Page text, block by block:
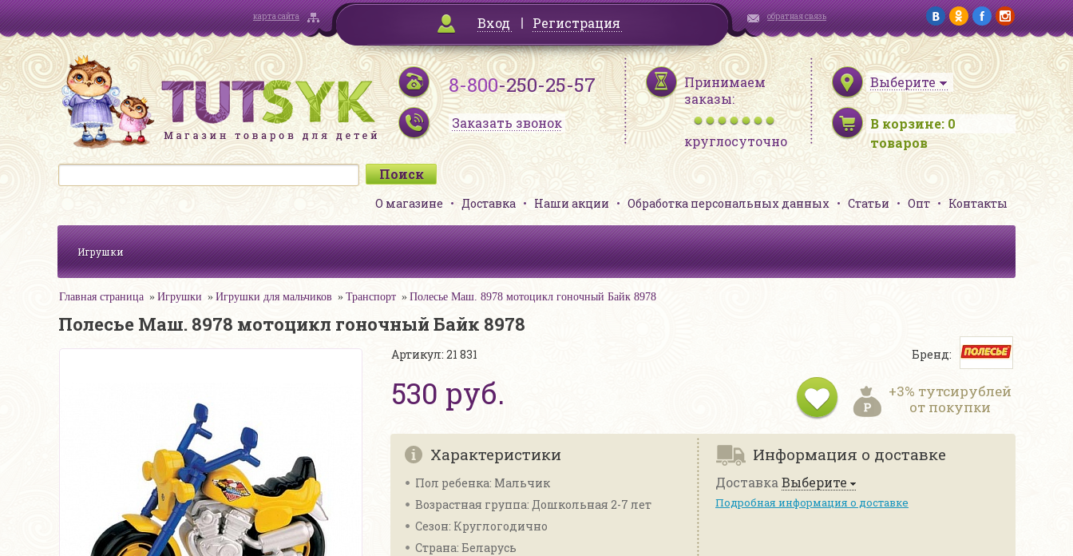
карта сайта Вход Регистрация обратная связь
8-800-250-25-57
Заказать звонок
Принимаем
заказы:
круглосуточно
Выберите
В корзине: 0
товаров
О магазине Доставка Наши акции Обработка персональных данных Статьи Опт Контакты
Игрушки
Главная страница Игрушки Игрушки для мальчиков Транспорт Полесье Маш. 8978 мотоцикл гоночный Байк 8978
Полесье Маш. 8978 мотоцикл гоночный Байк 8978
Артикул: 21 831
530 руб.
Бренд:
+3% тутсирублей
от покупки
Характеристики
Пол ребенка: Мальчик
Возрастная группа: Дошкольная 2-7 лет
Сезон: Круглогодично
Страна: Беларусь
Информация о доставке
Доставка Выберите
Подробная информация о доставке